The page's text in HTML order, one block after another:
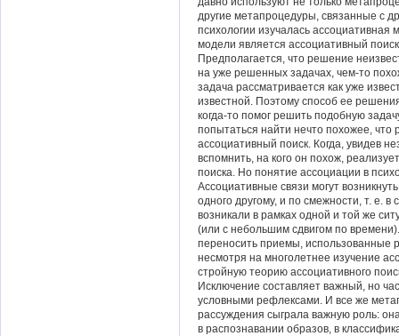
другие метапроцедуры, связанные с
психологии изучалась
модели является ассоциативный
Предполагается, что решение
на уже решенных задачах, чем-то
задача рассматривается как уже
известной. Поэтому способ ее
когда-то помог решить подобную
попытаться найти нечто похожее, что
ассоциативный поиск. Когда, увидев
вспомнить, на кого он похож,
поиска. Но понятие ассоциации в
Ассоциативные связи могут
одного другому, и по смежности, т. е. в
возникали в рамках одной и той же
(или с небольшим сдвигом по
переносить приемы, использованные
несмотря на многолетнее изучение
стройную теорию ассоциативного
Исключение составляет важный, но
условными рефлексами. И все же
рассуждения сыграла важную роль:
в распознавании образов, в